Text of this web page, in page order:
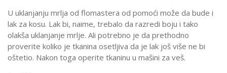
U uklanjanju mrlja od flomastera od pomoći može da bude i
lak za kosu. Lak bi, naime, trebalo da razredi boju i tako
olakša uklanjanje mrlje. Ali potrebno je da prethodno
proverite koliko je tkanina osetljiva da je lak još više ne bi
oštetio. Nakon toga operite tkaninu u mašini za veš.